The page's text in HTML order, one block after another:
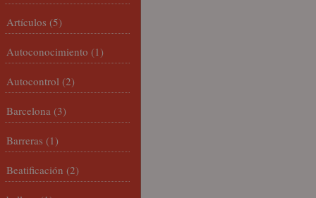
Artículos (5)
Autoconocimiento (1)
Autocontrol (2)
Barcelona (3)
Barreras (1)
Beatificación (2)